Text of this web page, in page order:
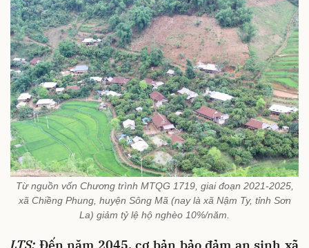
Từ nguồn vốn Chương trình MTQG 1719, giai đoạn 2021-2025,
xã Chiềng Phung, huyện Sông Mã (nay là xã Nậm Ty, tỉnh Sơn
La) giảm tỷ lệ hộ nghèo 10%/năm.